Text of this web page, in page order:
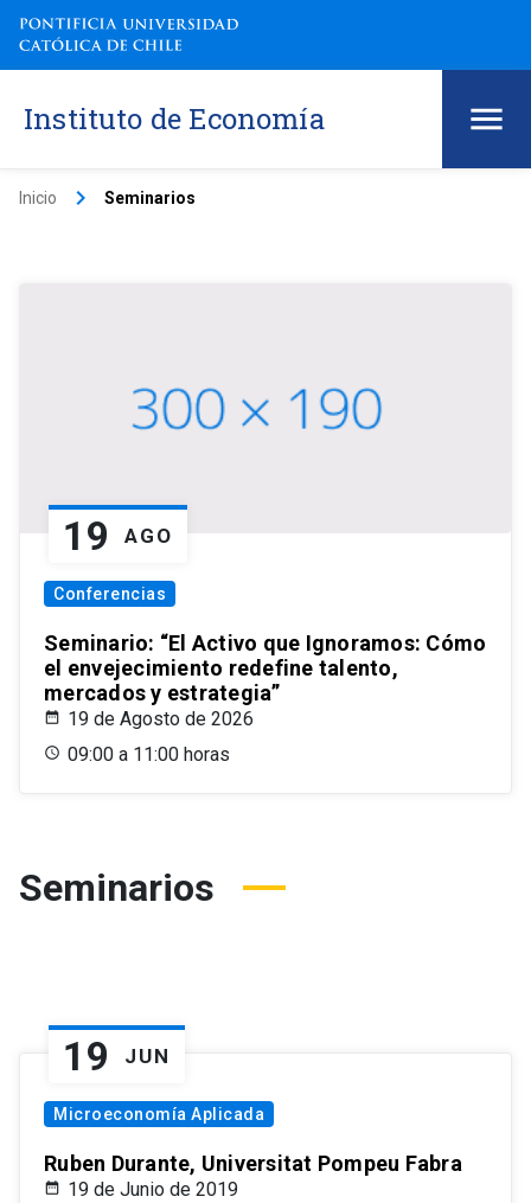
Instituto de Economía
Inicio keyboard_arrow_right Seminarios
19 AGO
Conferencias
Seminario: “El Activo que Ignoramos: Cómo
el envejecimiento redefine talento,
mercados y estrategia”
19 de Agosto de 2026
09:00 a 11:00 horas
Seminarios
19 JUN
Microeconomía Aplicada
Ruben Durante, Universitat Pompeu Fabra
19 de Junio de 2019